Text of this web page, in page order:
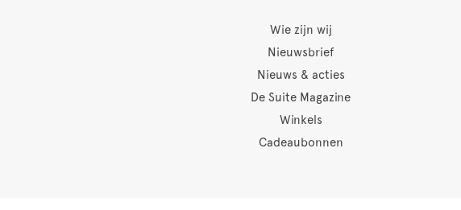
Wie zijn wij
Nieuwsbrief
Nieuws & acties
De Suite Magazine
Winkels
Cadeaubonnen